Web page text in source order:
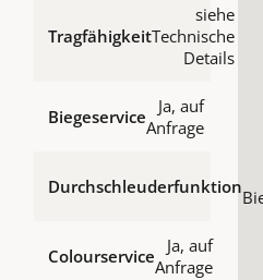
Tragfähigkeit
siehe
Technische
Details
Biegeservice
Ja, auf
Anfrage
Durchschleuderfunktion
Colourservice
Ja, auf
Anfrage